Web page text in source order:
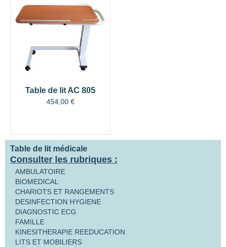
Table de lit médicale
Consulter les rubriques :
AMBULATOIRE
BIOMEDICAL
CHARIOTS ET RANGEMENTS
DESINFECTION HYGIENE
DIAGNOSTIC ECG
FAMILLE
KINESITHERAPIE REEDUCATION
LITS ET MOBILIERS
Table de lit AC 805
454,00 €